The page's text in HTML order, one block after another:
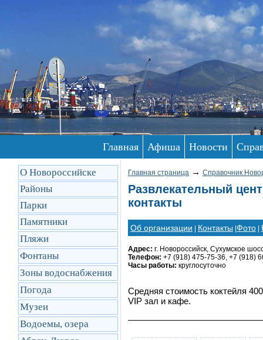
Главная Афиша Новости
О Новороссийске
Районы
Парки
Памятники
Пляжи
Фонтаны
Зоны водоснабжения
Погода
Музеи
Водоемы, озера
Главная страница → Справочник
Развлекательный
контакты
Об организации Контакты Фото
Адрес: г. Новороссийск, Сухумское
Телефон: +7 (918) 475-75-36, +7 (918)
Часы работы: круглосуточно
Средняя стоимость коктейля
VIP зал и кафе.